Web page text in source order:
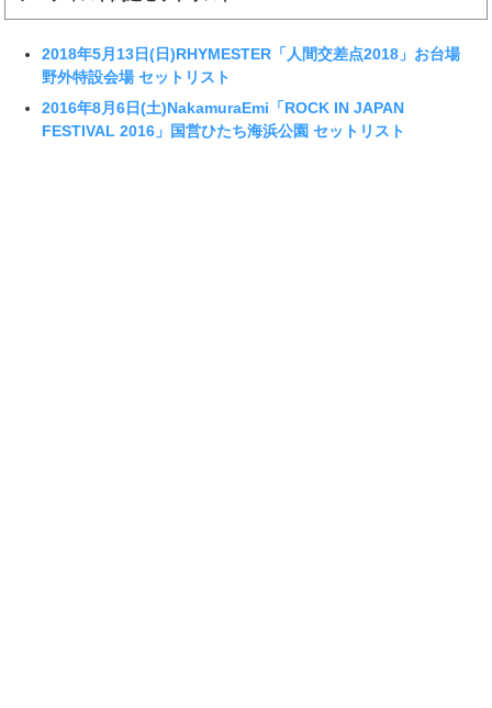
2018年5月13日(日)RHYMESTER「人間交差点2018」お台場
野外特設会場 セットリスト
2016年8月6日(土)NakamuraEmi「ROCK IN JAPAN
FESTIVAL 2016」国営ひたち海浜公園 セットリスト